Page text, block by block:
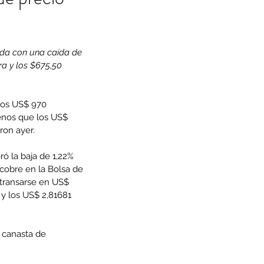
con una caída de
y los $675,50
US$ 970
que los US$
ayer.
la baja de 1,22%
en la Bolsa de
en US$
los US$ 2,81681
de